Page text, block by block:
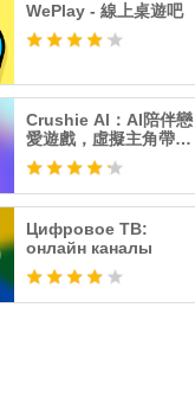
WePlay - 線上桌遊吧
Crushie Al：AI陪伴戀
愛遊戲，虛擬主角帶來
真實心動
Цифровое ТВ:
онлайн каналы